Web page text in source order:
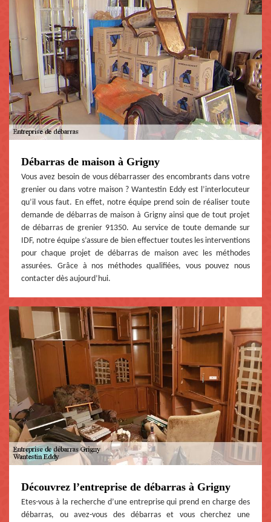
Débarras de maison à Grigny
Vous avez besoin de vous débarrasser des encombrants dans votre
grenier ou dans votre maison ? Wantestin Eddy est l’interlocuteur
qu’il vous faut. En effet, notre équipe prend soin de réaliser toute
demande de débarras de maison à Grigny ainsi que de tout projet
de débarras de grenier 91350. Au service de toute demande sur
IDF, notre équipe s’assure de bien effectuer toutes les interventions
pour chaque projet de débarras de maison avec les méthodes
assurées. Grâce à nos méthodes qualifiées, vous pouvez nous
contacter dès aujourd’hui.
Découvrez l’entreprise de débarras à Grigny
Etes-vous à la recherche d’une entreprise qui prend en charge des
débarras, ou avez-vous des débarras et vous cherchez une